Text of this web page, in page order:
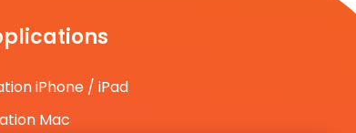
iPhone / iPad
Mac